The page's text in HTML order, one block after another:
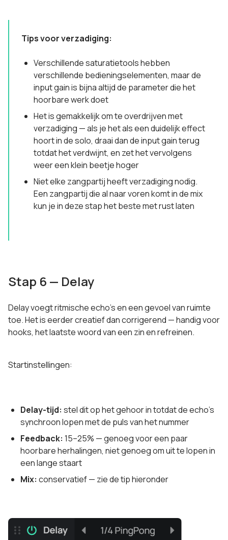
Tips voor verzadiging:
Verschillende saturatietools hebben
verschillende bedieningselementen, maar de
input gain is bijna altijd de parameter die het
hoorbare werk doet
Het is gemakkelijk om te overdrijven met
verzadiging — als je het als een duidelijk effect
hoort in de solo, draai dan de input gain terug
totdat het verdwijnt, en zet het vervolgens
weer een klein beetje hoger
Niet elke zangpartij heeft verzadiging nodig.
Een zangpartij die al naar voren komt in de mix
kun je in deze stap het beste met rust laten
Stap 6 — Delay
Delay voegt ritmische echo's en een gevoel van ruimte
toe. Het is eerder creatief dan corrigerend — handig voor
hooks, het laatste woord van een zin en refreinen.
Startinstellingen:
Delay-tijd: stel dit op het gehoor in totdat de echo's
synchroon lopen met de puls van het nummer
Feedback: 15–25% — genoeg voor een paar
hoorbare herhalingen, niet genoeg om uit te lopen in
een lange staart
Mix: conservatief — zie de tip hieronder